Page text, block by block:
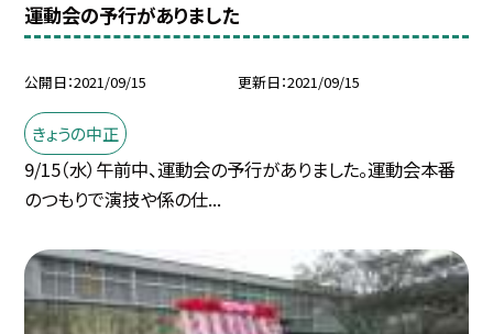
運動会の予行がありました
公開日 2021/09/15 更新日 2021/09/15
きょうの中正
9/15（水）午前中、運動会の予行がありました。運動会本番
のつもりで演技や係の仕...